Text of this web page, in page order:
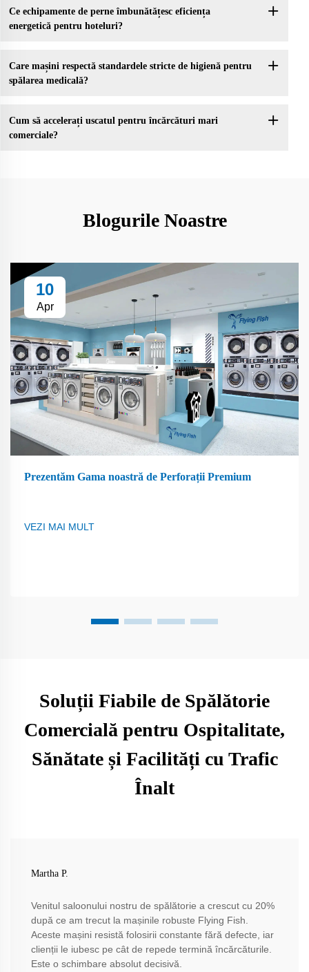
Ce echipamente de perne îmbunătățesc eficiența
energetică pentru hoteluri?
Care mașini respectă standardele stricte de higienă pentru
spălarea medicală?
Cum să accelerați uscatul pentru încărcături mari
comerciale?
Blogurile Noastre
10
Apr
Prezentăm Gama noastră de Perforații Premium
VEZI MAI MULT
Soluții Fiabile de Spălătorie
Comercială pentru Ospitalitate,
Sănătate și Facilități cu Trafic
Înalt
Martha P.
Venitul saloonului nostru de spălătorie a crescut cu 20%
după ce am trecut la mașinile robuste Flying Fish.
Aceste mașini resistă folosirii constante fără defecte, iar
clienții le iubesc pe cât de repede termină încărcăturile.
Este o schimbare absolut decisivă.